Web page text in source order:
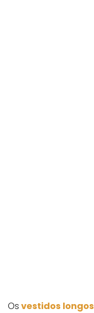
Os vestidos longos